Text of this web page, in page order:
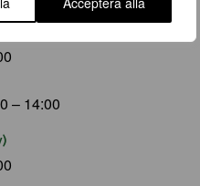
– 14:00